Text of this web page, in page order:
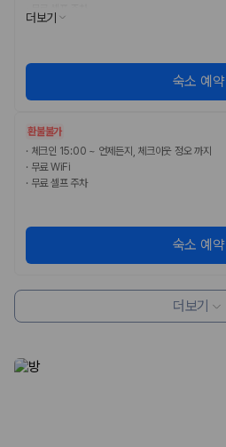
무료 셀프 주차
더보기
숙소 예약
환불불가
· 체크인 15:00 ~ 언제든지, 체크아웃 정오 까지
· 무료 WiFi
· 무료 셀프 주차
숙소 예약
더보기